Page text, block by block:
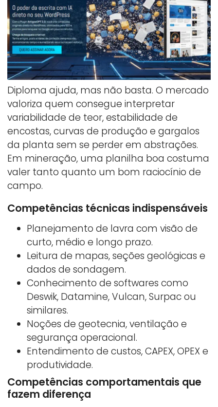
Diploma ajuda, mas não basta. O mercado
valoriza quem consegue interpretar
variabilidade de teor, estabilidade de
encostas, curvas de produção e gargalos
da planta sem se perder em abstrações.
Em mineração, uma planilha boa costuma
valer tanto quanto um bom raciocínio de
campo.
Competências técnicas indispensáveis
Planejamento de lavra com visão de
curto, médio e longo prazo.
Leitura de mapas, seções geológicas e
dados de sondagem.
Conhecimento de softwares como
Deswik, Datamine, Vulcan, Surpac ou
similares.
Noções de geotecnia, ventilação e
segurança operacional.
Entendimento de custos, CAPEX, OPEX e
produtividade.
Competências comportamentais que
fazem diferença